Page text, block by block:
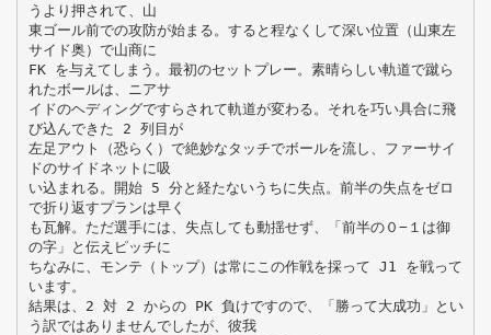
うより押されて、山
東ゴール前での攻防が始まる。すると程なくして深い位置（山東左
サイド奥）で山商に
FK を与えてしまう。最初のセットプレー。素晴らしい軌道で蹴ら
れたボールは、ニアサ
イドのヘディングですらされて軌道が変わる。それを巧い具合に飛
び込んできた 2 列目が
左足アウト（恐らく）で絶妙なタッチでボールを流し、ファーサイ
ドのサイドネットに吸
い込まれる。開始 5 分と経たないうちに失点。前半の失点をゼロ
で折り返すプランは早く
も瓦解。ただ選手には、失点しても動揺せず、「前半の０−１は御
の字」と伝えピッチに
ちなみに、モンテ（トップ）は常にこの作戦を採って J1 を戦って
います。
結果は、2 対 2 からの PK 負けですので、「勝って大成功」とい
う訳ではありませんでしたが、彼我